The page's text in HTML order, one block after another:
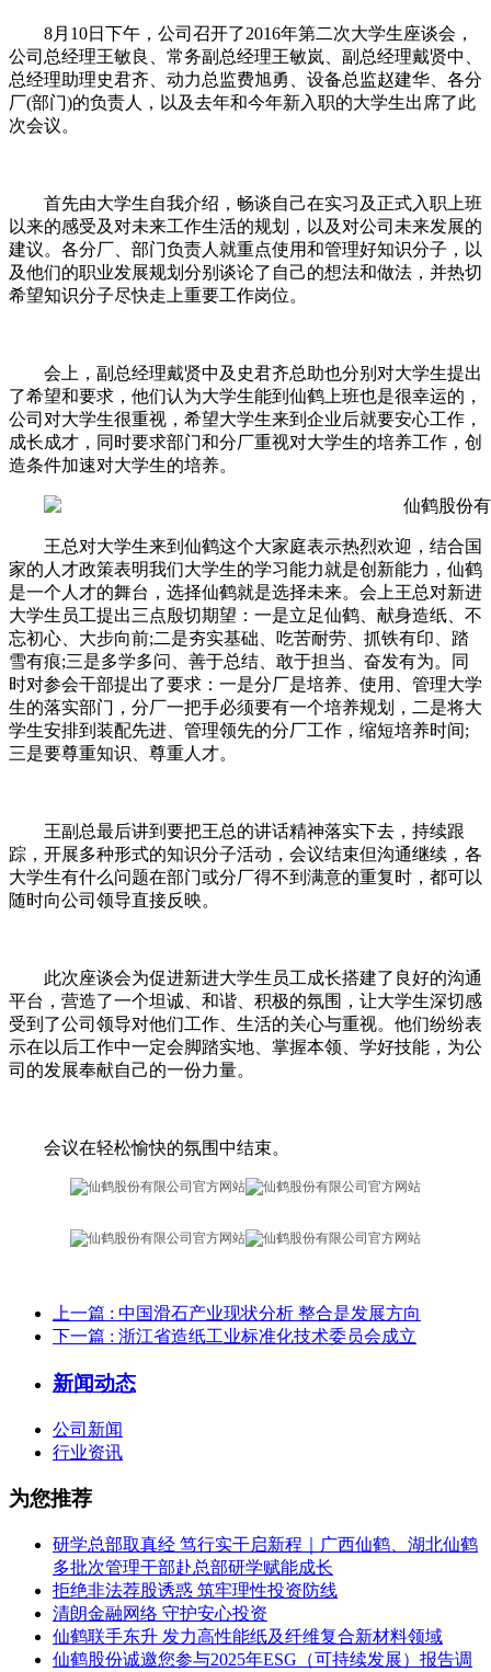
8月10日下午，公司召开了2016年第二次大学生座谈会，
公司总经理王敏良、常务副总经理王敏岚、副总经理戴贤中、
总经理助理史君齐、动力总监费旭勇、设备总监赵建华、各分
厂(部门)的负责人，以及去年和今年新入职的大学生出席了此
次会议。
首先由大学生自我介绍，畅谈自己在实习及正式入职上班
以来的感受及对未来工作生活的规划，以及对公司未来发展的
建议。各分厂、部门负责人就重点使用和管理好知识分子，以
及他们的职业发展规划分别谈论了自己的想法和做法，并热切
希望知识分子尽快走上重要工作岗位。
会上，副总经理戴贤中及史君齐总助也分别对大学生提出
了希望和要求，他们认为大学生能到仙鹤上班也是很幸运的，
公司对大学生很重视，希望大学生来到企业后就要安心工作，
成长成才，同时要求部门和分厂重视对大学生的培养工作，创
造条件加速对大学生的培养。
王总对大学生来到仙鹤这个大家庭表示热烈欢迎，结合国
家的人才政策表明我们大学生的学习能力就是创新能力，仙鹤
是一个人才的舞台，选择仙鹤就是选择未来。会上王总对新进
大学生员工提出三点殷切期望：一是立足仙鹤、献身造纸、不
忘初心、大步向前;二是夯实基础、吃苦耐劳、抓铁有印、踏
雪有痕;三是多学多问、善于总结、敢于担当、奋发有为。同
时对参会干部提出了要求：一是分厂是培养、使用、管理大学
生的落实部门，分厂一把手必须要有一个培养规划，二是将大
学生安排到装配先进、管理领先的分厂工作，缩短培养时间;
三是要尊重知识、尊重人才。
王副总最后讲到要把王总的讲话精神落实下去，持续跟
踪，开展多种形式的知识分子活动，会议结束但沟通继续，各
大学生有什么问题在部门或分厂得不到满意的重复时，都可以
随时向公司领导直接反映。
此次座谈会为促进新进大学生员工成长搭建了良好的沟通
平台，营造了一个坦诚、和谐、积极的氛围，让大学生深切感
受到了公司领导对他们工作、生活的关心与重视。他们纷纷表
示在以后工作中一定会脚踏实地、掌握本领、学好技能，为公
司的发展奉献自己的一份力量。
会议在轻松愉快的氛围中结束。
上一篇 : 中国滑石产业现状分析 整合是发展方向
下一篇 : 浙江省造纸工业标准化技术委员会成立
新闻动态
公司新闻
行业资讯
为您推荐
研学总部取真经 笃行实干启新程｜广西仙鹤、湖北仙鹤
多批次管理干部赴总部研学赋能成长
拒绝非法荐股诱惑 筑牢理性投资防线
清朗金融网络 守护安心投资
仙鹤联手东升 发力高性能纸及纤维复合新材料领域
仙鹤股份诚邀您参与2025年ESG（可持续发展）报告调